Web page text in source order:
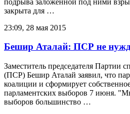
закрыта для …
23:09, 28 мая 2015
Бешир Аталай: ПСР не
Заместитель председателя Партии
(ПСР) Бешир Аталай заявил, что
коалиции и сформирует
парламентских выборов 7 июня.
выборов большинство …